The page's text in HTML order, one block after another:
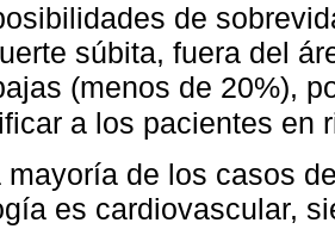
de
súbita, fuera del
(menos de 20%),
a los pacientes en
mayoría de los casos
es cardiovascular,